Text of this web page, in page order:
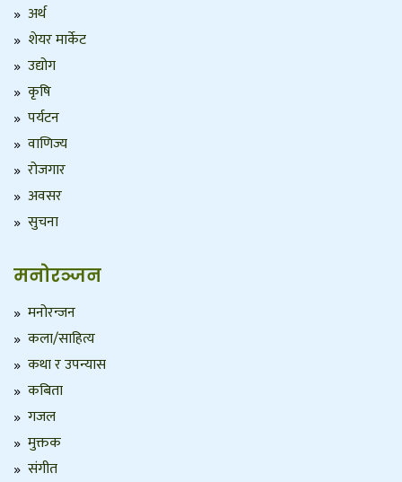
अर्थ
शेयर मार्केट
उद्योग
कृषि
पर्यटन
वाणिज्य
रोजगार
अवसर
सुचना
मनोरञ्जन
मनोरन्जन
कला/साहित्य
कथा र उपन्यास
कबिता
गजल
मुक्तक
संगीत